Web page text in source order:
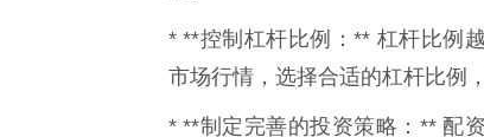
* **控制杠杆比例：** 杠杆比例
市场行情，选择合适的杠杆比例
* **制定完善的投资策略：** 配